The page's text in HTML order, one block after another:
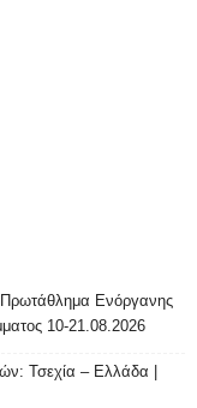
Ενόργανης
10-21.08.2026
Τσεχία – Ελλάδα |